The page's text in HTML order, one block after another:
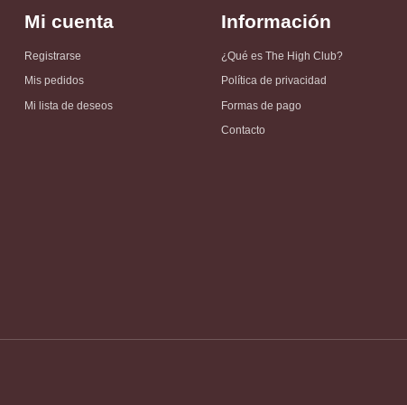
Mi cuenta
Registrarse
Mis pedidos
Mi lista de deseos
Información
¿Qué es The High Club?
Política de privacidad
Formas de pago
Contacto